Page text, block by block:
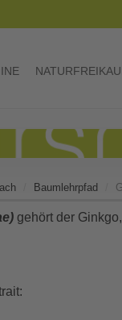
Baumlehrpfad
gehört der